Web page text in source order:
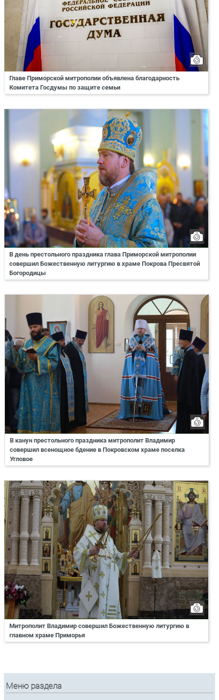
Главе Приморской митрополии объявлена благодарность
Комитета Госдумы по защите семьи
В день престольного праздника глава Приморской митрополии
совершил Божественную литургию в храме Покрова Пресвятой
Богородицы
В канун престольного праздника митрополит Владимир
совершил всенощное бдение в Покровском храме поселка
Угловое
Митрополит Владимир совершил Божественную литургию в
главном храме Приморья
Меню раздела